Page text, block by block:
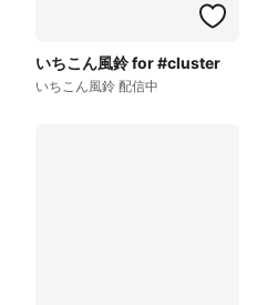
いちこん風鈴 for #cluster
いちこん風鈴 配信中